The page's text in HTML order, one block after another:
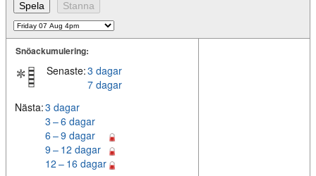
Snöackumulering:
Senaste:3 dagar
7 dagar
Nästa:3 dagar
3 – 6 dagar
6 – 9 dagar
9 – 12 dagar
12 – 16 dagar